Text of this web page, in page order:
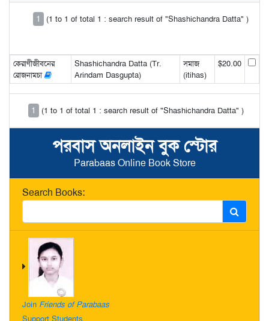
পরবাস অনলাইন বুক স্টোর
Parabaas Online Book Store
Search Books:
Join Friends of Parabaas
Support Students
1 (1 to 1 of total 1 : search result of "Shashichandra Datta" )
কেরাণীজীবনের
রোজনামচা
Shashichandra Datta (Tr.
Arindam Dasgupta)
সমাজ
(itihas)
$20.00
1 (1 to 1 of total 1 : search result of "Shashichandra Datta" )